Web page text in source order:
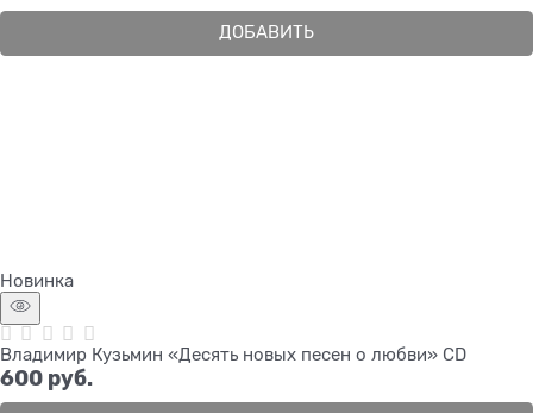
ДОБАВИТЬ
Новинка
Владимир Кузьмин «Десять новых песен о любви» CD
600 руб.